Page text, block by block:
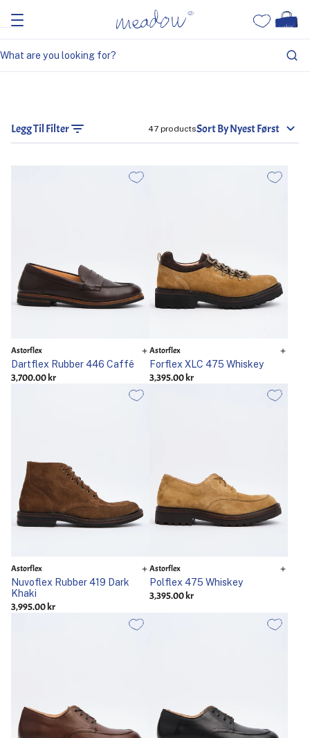
Legg Til Filter 47 productsSort By Nyest Først
Astorflex
Dartflex Rubber 446 Caffé
3,700.00 kr
Astorflex
Forflex XLC 475 Whiskey
3,395.00 kr
Astorflex
Nuvoflex Rubber 419 Dark
Khaki
3,995.00 kr
Astorflex
Polflex 475 Whiskey
3,395.00 kr